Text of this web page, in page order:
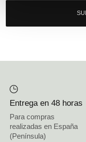
Entrega en 48 horas
Para compras
realizadas en España
(Península)